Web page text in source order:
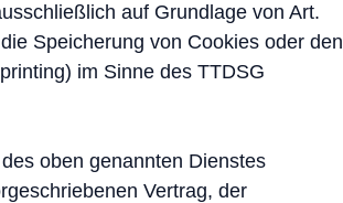
auf Grundlage von Art.
Speicherung von Cookies oder den
im Sinne des TTDSG
oben genannten Dienstes
Vertrag, der